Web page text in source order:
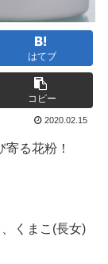
はてブ
コピー
2020.02.15
る花粉！
くまこ(長女)